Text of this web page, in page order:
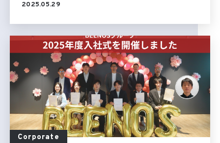
2025.05.29
Corporate